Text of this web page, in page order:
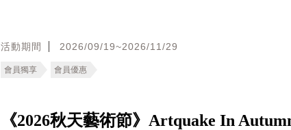
活動期間 2026/09/19~2026/11/29
會員獨享 會員優惠
《2026秋天藝術節》Artquake In